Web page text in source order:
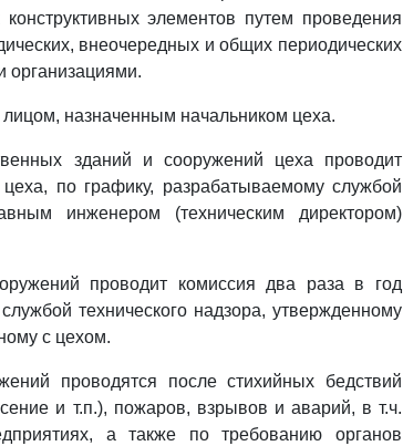
элементов путем проведения
внеочередных и общих периодических
организациями.
назначенным начальником цеха.
зданий и сооружений цеха проводит
по графику, разрабатываемому службой
инженером (техническим директором)
проводит комиссия два раза в год
технического надзора, утвержденному
с цехом.
проводятся после стихийных бедствий
и т.п.), пожаров, взрывов и аварий, в т.ч.
а также по требованию органов